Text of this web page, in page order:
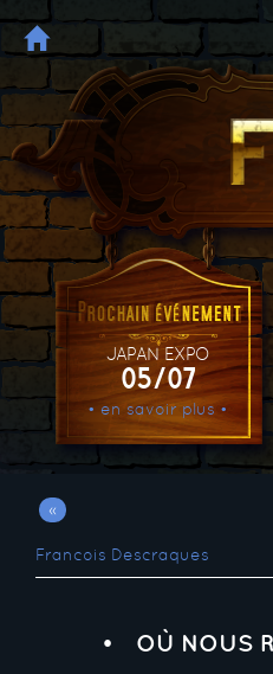
JAPAN EXPO
05/07
• en savoir plus •
«
Francois Descraques
OÙ NOUS